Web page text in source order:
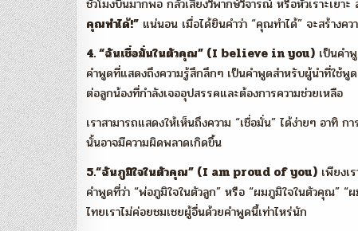
ชั่วโมงบินมากพอ กลัวเสียงวิพากษ์วิจารณ์ หรือหัวเราะเยา
คุณทำได้!” แน่นอน เมื่อได้ยินคำว่า “คุณทำได้” จะสร้างค
4. “ฉันเชื่อมั่นในตัวคุณ” (I believe in you) เป็นคำ
คำพูดที่แสดงถึงความรู้สึกลึกๆ เป็นคำพูดสำหรับผู้นำที่ใช้
ต่อลูกน้องที่กำลังเจออุปสรรคและต้องการความช่วยเหลือ
เราสามารถแสดงให้เห็นถึงความ “เชื่อมั่น” ได้ง่ายๆ อาทิ
นั้นอาจมีความผิดพลาดเกิดขึ้น
5.“ฉันภูมิใจในตัวคุณ” (I am proud of you) เพียงเ
คำพูดที่ว่า “พ่อภูมิใจในตัวลูก” หรือ “ผมภูมิใจในตัวคุณ” “
ไทยเราไม่ค่อยชมเชยผู้อื่นด้วยคำพูดนี้เท่าไหร่นัก